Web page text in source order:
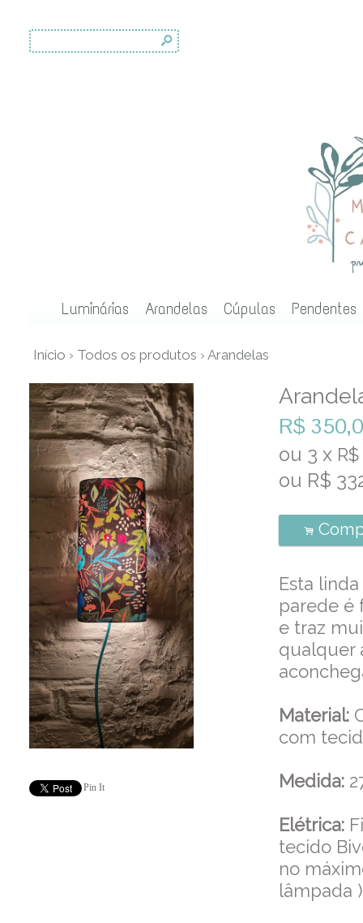
s
Luminárias Arandelas Cúpulas Pendentes
Início › Todos os produtos › Arandelas
Pin It
R$
ou 3 x R$
ou R$
.
Esta
parede é
e traz
qualquer
Material:
com
Medida:
Elétrica:
tecido
no
lâmpada )